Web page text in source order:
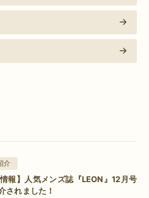
介
情報】人気メンズ誌『LEON』12月号
されました！